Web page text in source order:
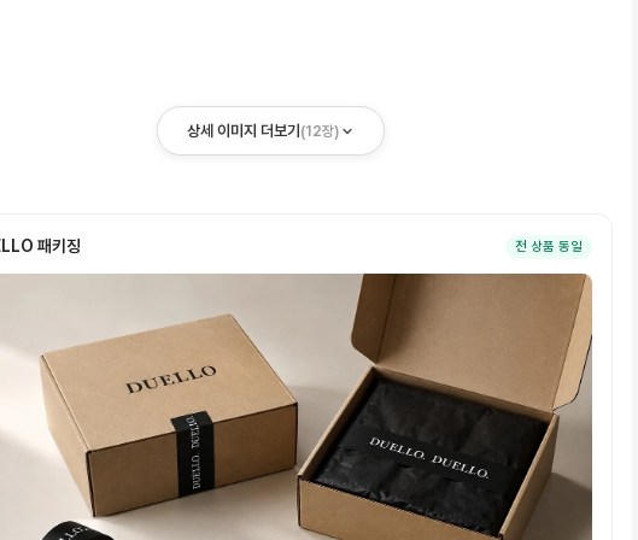
상세 이미지 더보기 (12장)
패키징 전 상품 동일